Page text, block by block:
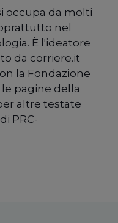
occupa da molti
nel
È l'ideatore
da corriere.it
la Fondazione
pagine della
altre testate
PRC-